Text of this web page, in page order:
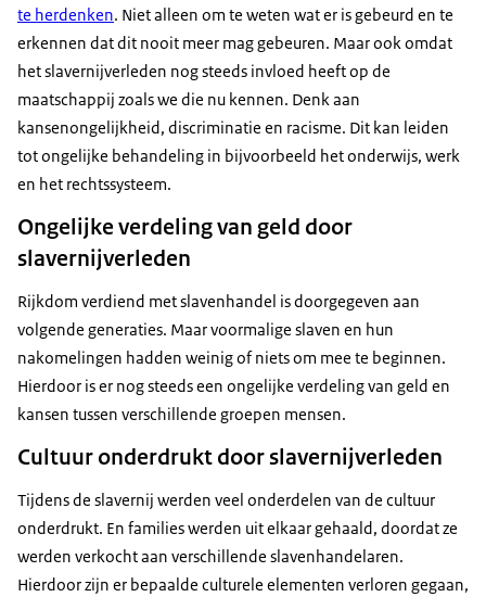
te herdenken. Niet alleen om te weten wat er is gebeurd en te
erkennen dat dit nooit meer mag gebeuren. Maar ook omdat
het slavernijverleden nog steeds invloed heeft op de
maatschappij zoals we die nu kennen. Denk aan
kansenongelijkheid, discriminatie en racisme. Dit kan leiden
tot ongelijke behandeling in bijvoorbeeld het onderwijs, werk
en het rechtssysteem.
Ongelijke verdeling van geld door
slavernijverleden
Rijkdom verdiend met slavenhandel is doorgegeven aan
volgende generaties. Maar voormalige slaven en hun
nakomelingen hadden weinig of niets om mee te beginnen.
Hierdoor is er nog steeds een ongelijke verdeling van geld en
kansen tussen verschillende groepen mensen.
Cultuur onderdrukt door slavernijverleden
Tijdens de slavernij werden veel onderdelen van de cultuur
onderdrukt. En families werden uit elkaar gehaald, doordat ze
werden verkocht aan verschillende slavenhandelaren.
Hierdoor zijn er bepaalde culturele elementen verloren gegaan,